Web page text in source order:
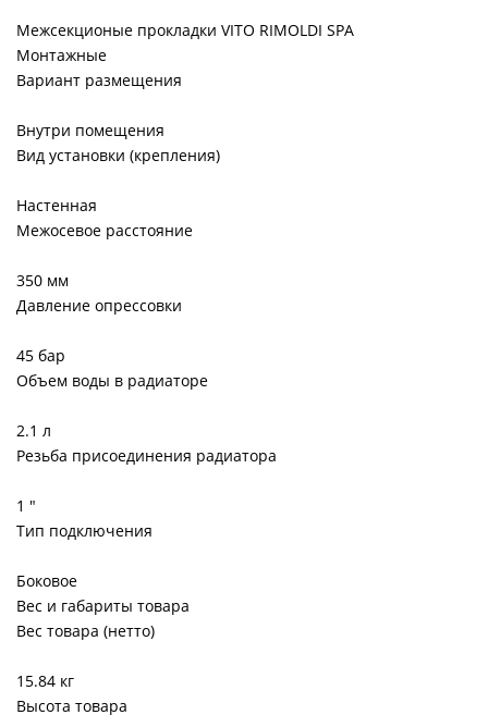
Межсекционые прокладки VITO RIMOLDI SPA
Монтажные
Вариант размещения
Внутри помещения
Вид установки (крепления)
Настенная
Межосевое расстояние
350 мм
Давление опрессовки
45 бар
Объем воды в радиаторе
2.1 л
Резьба присоединения радиатора
1 "
Тип подключения
Боковое
Вес и габариты товара
Вес товара (нетто)
15.84 кг
Высота товара